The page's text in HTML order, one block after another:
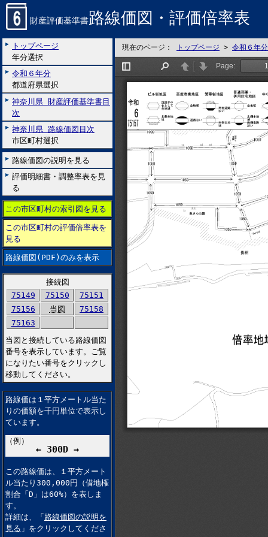
財産評価基準書路線価図・評価倍率表
トップページ
年分選択
令和６年分
都道府県選択
神奈川県 財産評価基準書目
次
神奈川県 路線価図目次
市区町村選択
路線価図の説明を見る
評価明細書・調整率表を見
る
この市区町村の索引図を見る
この市区町村の評価倍率表を
見る
路線価図(PDF)のみを表示
接続図
75149
75150
75151
75156
当図
75158
75163
当図と接続している路線価図
番号を表示しています。ご覧
になりたい番号をクリックし
移動してください。
路線価は１平方メートル当た
りの価額を千円単位で表示し
ています。
（例）
← 300D →
この路線価は、１平方メート
ル当たり300,000円（借地権
割合「D」は60%）を表しま
す。
詳細は、「 路線価図の説明を
見る 」をクリックしてくださ
現在のページ： トップページ > 令和６年分